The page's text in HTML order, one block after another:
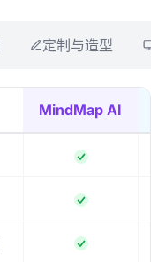
定制与造型
MindMap AI